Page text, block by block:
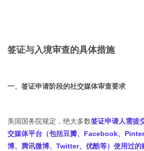
签证与入境审查的具体措施
一、签证申请阶段的社交媒体审查要求
美国国务院规定，绝大多数签证申请人需提
交媒体平台（包括豆瓣、Facebook、
博、腾讯微博、Twitter、优酷等）使用过的